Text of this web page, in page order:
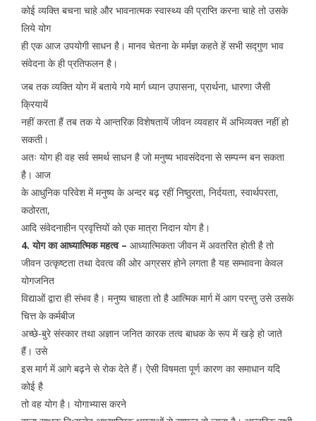
कोई व्यक्ति बचना चाहे और भावनात्मक स्वास्थ्य की प्राप्ति करना चाहे तो उसके
लिये योग
ही एक आज उपयोगी साधन है। मानव चेतना के मर्मज्ञ कहते हें सभी सद्गुण भाव
संवेदना के ही प्रतिफलन है।
जब तक व्यक्ति योग में बताये गये मार्ग ध्यान उपासना, प्रार्थना, धारणा जैसी
क्रियायें
नहीं करता हैं तब तक ये आन्तरिक विशेषतायें जीवन व्यवहार में अभिव्यक्त नहीं हो
सकती।
अतः योग ही वह सर्व समर्थ साधन है जो मनुष्य भावसंदेदना से सम्पन्न बन सकता
है। आज
के आधुनिक परिवेश में मनुष्य के अन्दर बढ़ रहीं निष्ठुरता, निर्दयता, स्वार्थपरता,
कठोरता,
आदि संवेदनाहीन प्रवृत्तियों को एक मात्रा निदान योग है।
4. योग का आध्यात्मिक महत्व – आध्यात्मिकता जीवन में अवतरित होती है तो
जीवन उत्कृष्टता तथा देवत्व की ओर अग्रसर होने लगता है यह सम्भावना केवल
योगजनित
विद्याओं द्वारा ही संभव है। मनुष्य चाहता तो है आत्मिक मार्ग में आग परन्तु उसे उसके
चित्त के कर्मबीज
अच्छे-बुरे संस्कार तथा अज्ञान जनित कारक तत्व बाधक के रूप में खड़े हो जाते
हैं। उसे
इस मार्ग में आगे बढ़ने से रोक देते हैं। ऐसी विषमता पूर्ण कारण का समाधान यदि
कोई है
तो वह योग है। योगाभ्यास करने